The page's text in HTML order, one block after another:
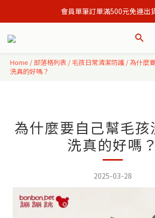
會員單筆訂單滿500元免運出
Home / 部落格列表 /毛孩日常清潔防護 /為什麼
洗真的好嗎？
為什麼要自己幫毛孩
洗真的好嗎？
2025-03-28